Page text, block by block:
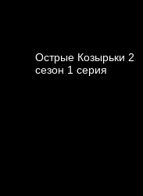
Острые Козырьки 2
cезон 1 cерия